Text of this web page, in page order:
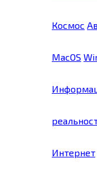
Космос
MacOS
Интернет